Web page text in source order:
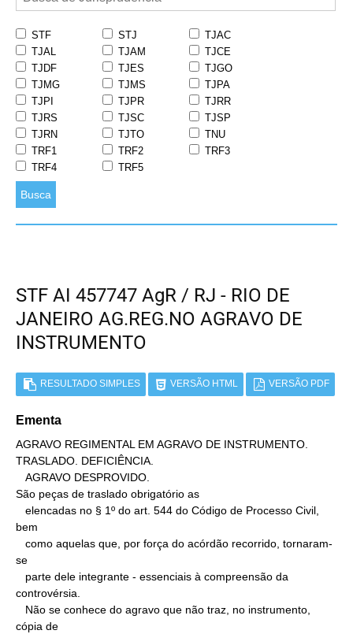
STF STJ
TJAC
TJAL
TJAM
TJCE
TJDF
TJES
TJGO
TJMG
TJMS
TJPA
TJPI
TJPR
TJRR
TJRS
TJSC
TJSP
TJRN
TJTO
TNU
TRF1
TRF2
TRF3
TRF4
TRF5
Busca
STF AI 457747 AgR / RJ - RIO DE
JANEIRO AG.REG.NO AGRAVO DE
INSTRUMENTO
RESULTADO SIMPLES VERSÃO HTML VERSÃO PDF
Ementa
AGRAVO REGIMENTAL EM AGRAVO DE INSTRUMENTO.
TRASLADO. DEFICIÊNCIA.
São peças de traslado obrigatório as
bem
se
controvérsia.
cópia de